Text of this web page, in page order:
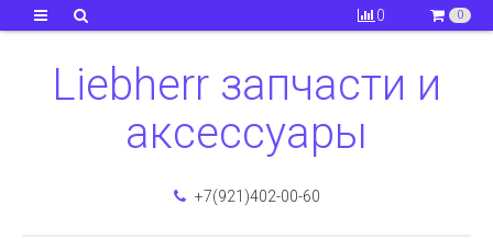
0 0
Liebherr запчасти и
аксессуары
+7(921)402-00-60